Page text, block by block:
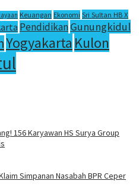
Keuangan Ekonomi Sri Sultan HB X
PendidikanGunungkidul
Yogyakarta Kulon
156 Karyawan HS Surya Group
Simpanan Nasabah BPR Ceper